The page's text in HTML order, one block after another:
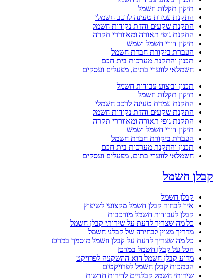
תיקון תקלות חשמל
התקנת עמדת טעינה לרכב חשמלי
התקנת שקעים והזזת נקודות חשמל
התקנת גופי תאורה ומאווררי תקרה
תיקון דודי חשמל ושמש
העברת ביקורת חברת חשמל
תכנון והתקנת מערכות בית חכם
חשמלאי לוועדי בתים, מפעלים ועסקים
תכנון וביצוע עבודות חשמל
תיקון תקלות חשמל
התקנת עמדת טעינה לרכב חשמלי
התקנת שקעים והזזת נקודות חשמל
התקנת גופי תאורה ומאווררי תקרה
תיקון דודי חשמל ושמש
העברת ביקורת חברת חשמל
תכנון והתקנת מערכות בית חכם
חשמלאי לוועדי בתים, מפעלים ועסקים
קבלן חשמל
קבלן חשמל
איך לבחור קבלן חשמל מקצועי לשיפוץ
קבלן לעבודות חשמל מורכבות
כל מה שצריך לדעת על שירותי קבלן חשמל
מדריך מצוין לבחירה של קבלני חשמל
כל מה שצריך לדעת על קבלן חשמל מוסמך במרכז
הכל על קבלן חשמל במרכז
מדוע קבלן חשמל הוא ההשקעה לפרויקט
הסמכות קבלן חשמל לפרויקטים
שירותי חשמל קבלניים לדירות חדשות